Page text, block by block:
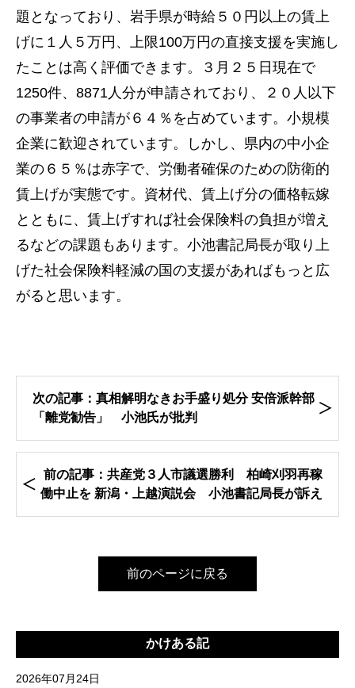
題となっており、岩手県が時給５０円以上の賃上
げに１人５万円、上限100万円の直接支援を実施し
たことは高く評価できます。３月２５日現在で
1250件、8871人分が申請されており、２０人以下
の事業者の申請が６４％を占めています。小規模
企業に歓迎されています。しかし、県内の中小企
業の６５％は赤字で、労働者確保のための防衛的
賃上げが実態です。資材代、賃上げ分の価格転嫁
とともに、賃上げすれば社会保険料の負担が増え
るなどの課題もあります。小池書記局長が取り上
げた社会保険料軽減の国の支援があればもっと広
がると思います。
次の記事：真相解明なきお手盛り処分 安倍派幹部
「離党勧告」 小池氏が批判
前の記事：共産党３人市議選勝利 柏崎刈羽再稼
働中止を 新潟・上越演説会 小池書記局長が訴え
前のページに戻る
かけある記
2026年07月24日